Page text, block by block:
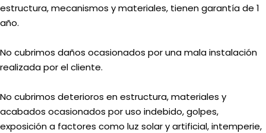
estructura, mecanismos y materiales, tienen garantía de 1
año.
No cubrimos daños ocasionados por una mala instalación
realizada por el cliente.
No cubrimos deterioros en estructura, materiales y
acabados ocasionados por uso indebido, golpes,
exposición a factores como luz solar y artificial, intemperie,